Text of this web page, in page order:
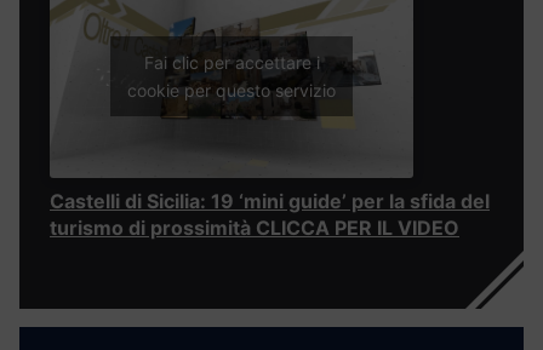
Fai clic per accettare i
cookie per questo servizio
Castelli di Sicilia: 19 ‘mini guide’ per la sfida del
turismo di prossimità CLICCA PER IL VIDEO